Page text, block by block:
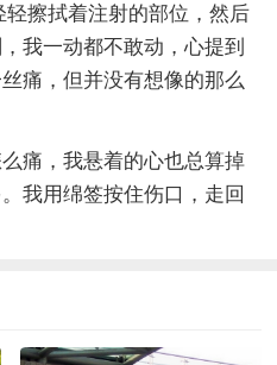
擦拭着注射的部位，然后
我一动都不敢动，心提到
痛，但并没有想像的那么
痛，我悬着的心也总算掉
我用绵签按住伤口，走回